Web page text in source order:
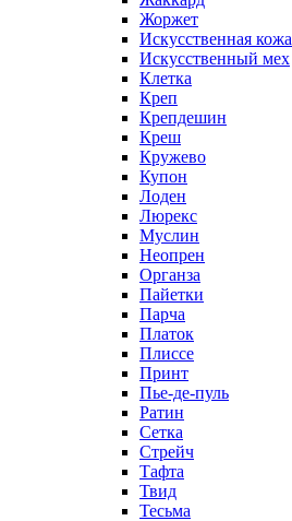
Жоржет
Искусственная кожа
Искусственный мех
Клетка
Креп
Крепдешин
Креш
Кружево
Купон
Лоден
Люрекс
Муслин
Неопрен
Органза
Пайетки
Парча
Платок
Плиссе
Принт
Пье-де-пуль
Ратин
Сетка
Стрейч
Тафта
Твид
Тесьма